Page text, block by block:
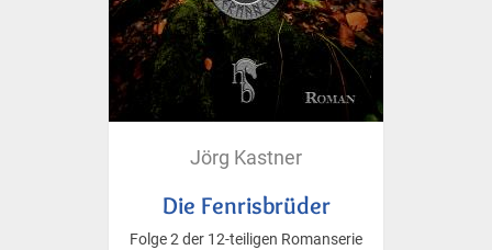
Jörg Kastner
Die Fenrisbrüder
Folge 2 der 12-teiligen Romanserie